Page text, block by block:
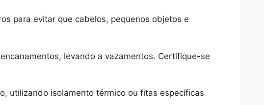
para evitar que cabelos, pequenos objetos e
levando a vazamentos. Certifique-se
utilizando isolamento térmico ou fitas específicas